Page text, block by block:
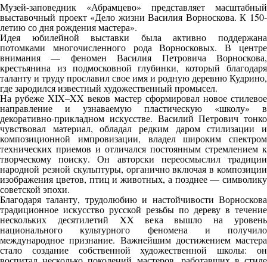
Музей-заповедник «Абрамцево» представляет масштабный
выставочный проект «Дело жизни Василия Ворноскова. К 150-
летию со дня рождения мастера».
Идея юбилейной выставки была активно поддержана
потомками многочисленного рода Ворносковых. В центре
внимания — феномен Василия Петровича Ворноскова,
крестьянина из подмосковной глубинки, который благодаря
таланту и труду прославил свое имя и родную деревню Кудрино,
где зародился известный художественный промысел.
На рубеже XIX–XX веков мастер сформировал новое стилевое
направление и узнаваемую пластическую «школу» в
декоративно-прикладном искусстве. Василий Петрович тонко
чувствовал материал, обладал редким даром стилизации и
композиционной импровизации, владел широким спектром
технических приемов и отличался постоянным стремлением к
творческому поиску. Он авторски переосмыслил традиции
народной резной скульптуры, органично включая в композиции
изображения цветов, птиц и животных, а позднее — символику
советской эпохи.
Благодаря таланту, трудолюбию и настойчивости Ворноскова
традиционное искусство русской резьбы по дереву в течение
нескольких десятилетий XX века вышло на уровень
национального культурного феномена и получило
международное признание. Важнейшим достижением мастера
стало создание собственной художественной школы: он